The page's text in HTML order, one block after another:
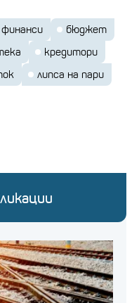
финанси
бюджет
кредитори
липса на пари